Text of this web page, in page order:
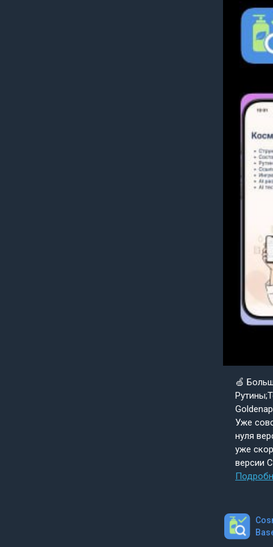
🍏
Уже
нуля
уже
версии